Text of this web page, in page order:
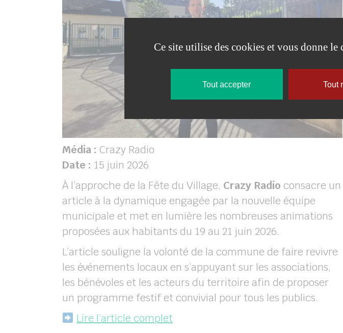
Média : Crazy Radio
Date : 15 juin 2026
À l’approche de la Fête du Village, Crazy Radio consacre un
article à la dynamique engagée par la nouvelle équipe
municipale et met en lumière les nombreuses animations
proposées aux habitants du 19 au 21 juin 2026.
L’article souligne la volonté de la commune de faire revivre
les événements locaux en s’appuyant sur les associations,
les bénévoles et les acteurs du territoire afin de proposer
un programme festif et convivial pour tous les publics.
Lire l’article complet
Ce site utilise des cookies et vous donne
Tout accepter Tout